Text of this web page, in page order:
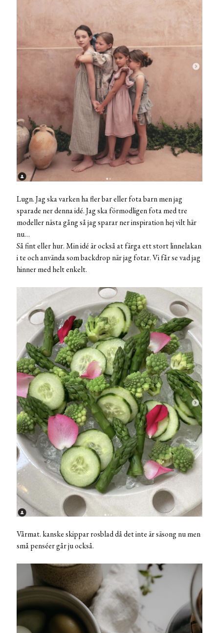
Lugn. Jag ska varken ha fler bar eller fota barn men jag
sparade ner denna idé. Jag ska förmodligen fota med tre
modeller nästa gång så jag sparar ner inspiration hej vilt här
nu…
Så fint eller hur. Min idé är också at färga ett stort linnelakan
i te och använda som backdrop när jag fotar. Vi får se vad jag
hinner med helt enkelt.
Vårmat. kanske skippar rosblad då det inte är säsong nu men
små penséer går ju också.